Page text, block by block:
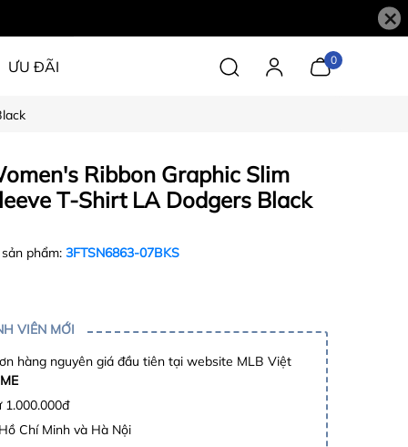
×
ƯU ĐÃI 0
Ribbon Graphic Slim
T-Shirt LA Dodgers Black
phẩm: 3FTSN6863-07BKS
VIÊN MỚI
hàng nguyên giá đầu tiên tại website MLB Việt
1.000.000đ
Chí Minh và Hà Nội